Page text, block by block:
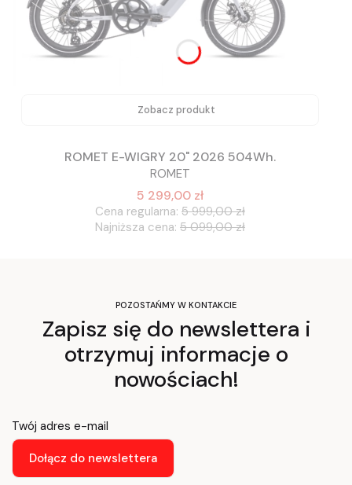
Zobacz produkt
ROMET E-WIGRY 20" 2026 504Wh.
ROMET
5 299,00 zł
Cena regularna: 5 999,00 zł
Najniższa cena: 5 099,00 zł
POZOSTAŃMY W KONTAKCIE
Zapisz się do newslettera i
otrzymuj informacje o
nowościach!
Twój adres e-mail
Dołącz do newslettera